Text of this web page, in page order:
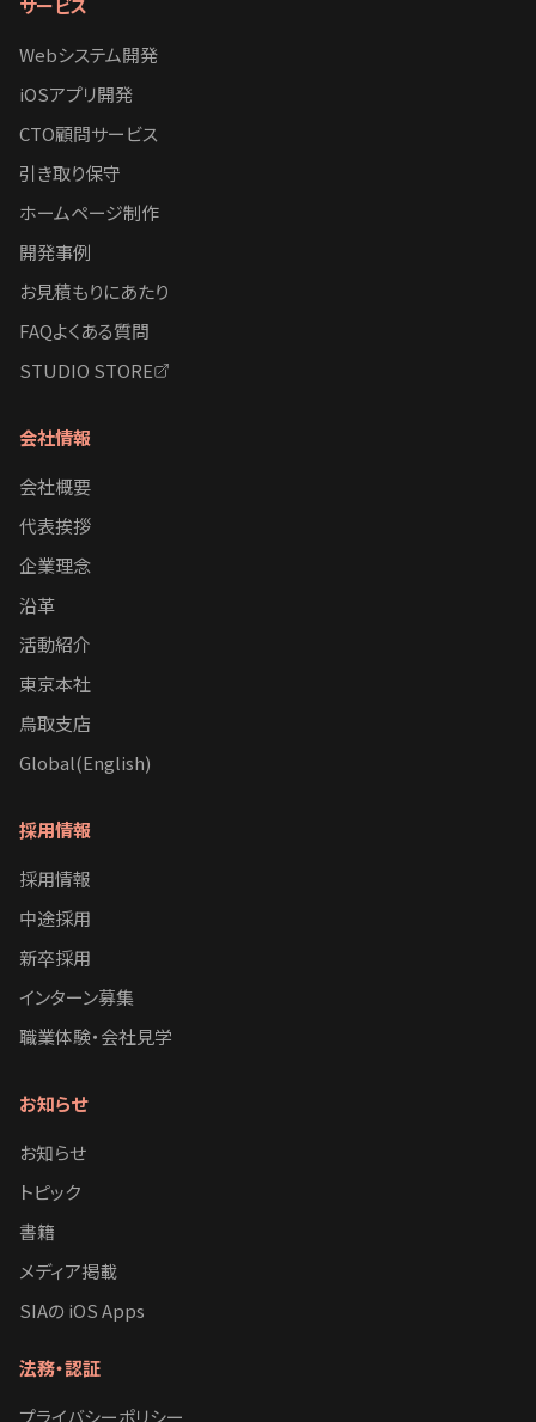
サービス
Webシステム開発
iOSアプリ開発
CTO顧問サービス
引き取り保守
ホームページ制作
開発事例
お見積もりにあたり
FAQよくある質問
STUDIO STORE
会社情報
会社概要
代表挨拶
企業理念
沿革
活動紹介
東京本社
鳥取支店
Global(English)
採用情報
採用情報
中途採用
新卒採用
インターン募集
職業体験・会社見学
お知らせ
お知らせ
トピック
書籍
メディア掲載
SIAの iOS Apps
法務・認証
プライバシーポリシー